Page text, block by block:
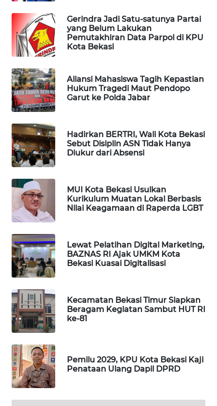
Gerindra Jadi Satu-satunya Partai
yang Belum Lakukan
Pemutakhiran Data Parpol di KPU
Kota Bekasi
Aliansi Mahasiswa Tagih Kepastian
Hukum Tragedi Maut Pendopo
Garut ke Polda Jabar
Hadirkan BERTRI, Wali Kota Bekasi
Sebut Disiplin ASN Tidak Hanya
Diukur dari Absensi
MUI Kota Bekasi Usulkan
Kurikulum Muatan Lokal Berbasis
Nilai Keagamaan di Raperda LGBT
Lewat Pelatihan Digital Marketing,
BAZNAS RI Ajak UMKM Kota
Bekasi Kuasai Digitalisasi
Kecamatan Bekasi Timur Siapkan
Beragam Kegiatan Sambut HUT RI
ke-81
Pemilu 2029, KPU Kota Bekasi Kaji
Penataan Ulang Dapil DPRD
BERKAT
NEWS
NEWS
ANUGERAH
NEWS
AKHLAK
ID
PERAPKI
NEWS
SONYA
ASA